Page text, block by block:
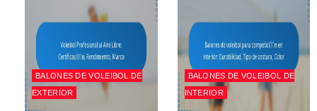
BALONES DE VOLEIBOL DE
EXTERIOR
BALONES DE VOLEIBOL DE
INTERIOR